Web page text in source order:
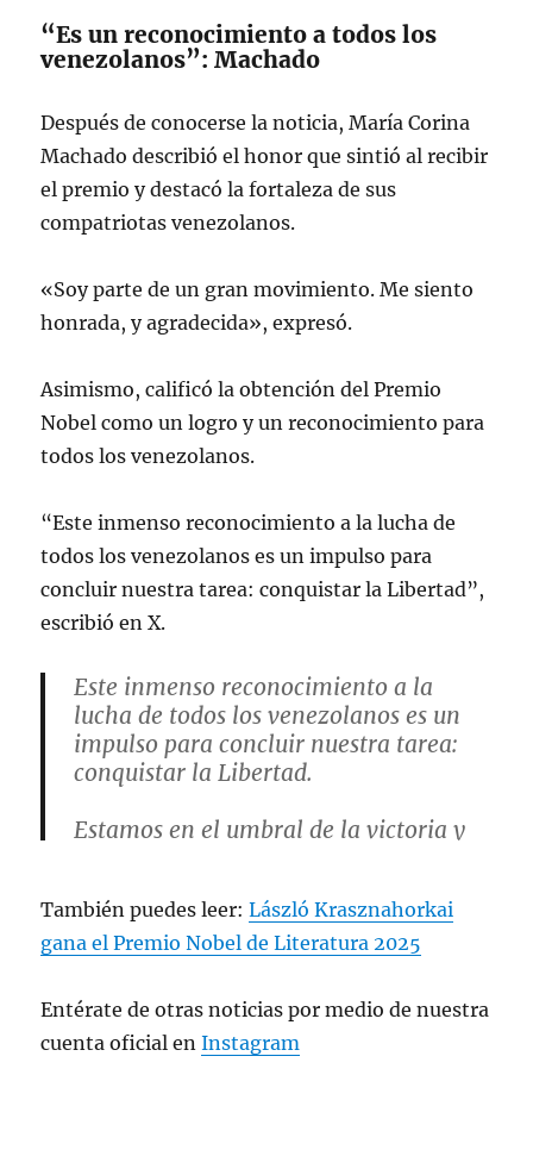
“Es un reconocimiento a todos los
venezolanos”: Machado
Después de conocerse la noticia, María Corina
Machado describió el honor que sintió al recibir
el premio y destacó la fortaleza de sus
compatriotas venezolanos.
«Soy parte de un gran movimiento. Me siento
honrada, y agradecida», expresó.
Asimismo, calificó la obtención del Premio
Nobel como un logro y un reconocimiento para
todos los venezolanos.
“Este inmenso reconocimiento a la lucha de
todos los venezolanos es un impulso para
concluir nuestra tarea: conquistar la Libertad”,
escribió en X.
Este inmenso reconocimiento a la
lucha de todos los venezolanos es un
impulso para concluir nuestra tarea:
conquistar la Libertad.
Estamos en el umbral de la victoria y
Estados Unidos, los pueblos de
América…
— María Corina Machado
(@MariaCorinaYA)October 10, 2025
También puedes leer:László Krasznahorkai
gana el Premio Nobel de Literatura 2025
Entérate de otras noticias por medio de nuestra
cuenta oficial enInstagram